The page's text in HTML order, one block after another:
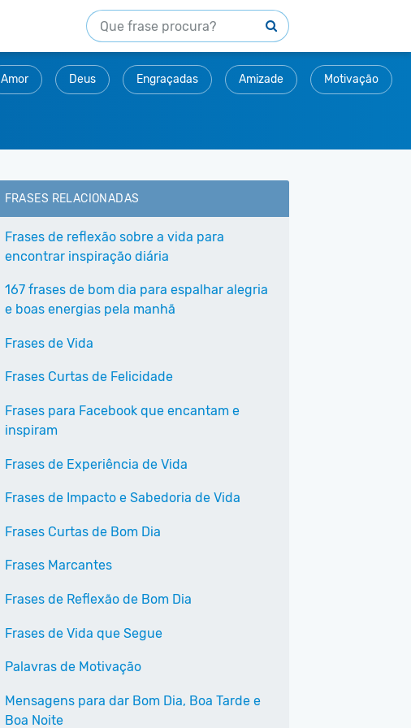
Amor Deus Engraçadas Amizade Motivação
FRASES RELACIONADAS
Frases de reflexão sobre a vida para
encontrar inspiração diária
167 frases de bom dia para espalhar alegria
e boas energias pela manhã
Frases de Vida
Frases Curtas de Felicidade
Frases para Facebook que encantam e
inspiram
Frases de Experiência de Vida
Frases de Impacto e Sabedoria de Vida
Frases Curtas de Bom Dia
Frases Marcantes
Frases de Reflexão de Bom Dia
Frases de Vida que Segue
Palavras de Motivação
Mensagens para dar Bom Dia, Boa Tarde e
Boa Noite